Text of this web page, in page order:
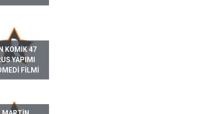
KOMIK 47
YAPIMI
FILMI